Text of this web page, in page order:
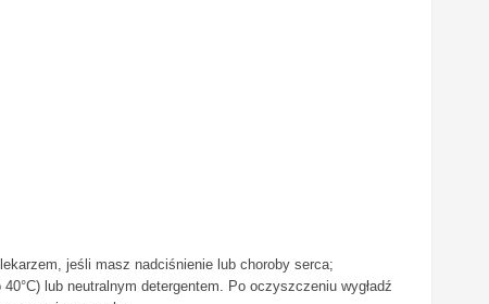
jeśli masz nadciśnienie lub choroby serca;
lub neutralnym detergentem. Po oczyszczeniu wygładź